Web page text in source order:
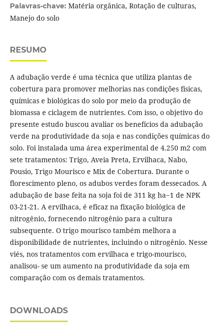
Palavras-chave: Matéria orgânica, Rotação de culturas,
Manejo do solo
RESUMO
A adubação verde é uma técnica que utiliza plantas de
cobertura para promover melhorias nas condições físicas,
químicas e biológicas do solo por meio da produção de
biomassa e ciclagem de nutrientes. Com isso, o objetivo do
presente estudo buscou avaliar os benefícios da adubação
verde na produtividade da soja e nas condições químicas do
solo. Foi instalada uma área experimental de 4.250 m2 com
sete tratamentos: Trigo, Aveia Preta, Ervilhaca, Nabo,
Pousio, Trigo Mourisco e Mix de Cobertura. Durante o
florescimento pleno, os adubos verdes foram dessecados. A
adubação de base feita na soja foi de 311 kg ha−1 de NPK
03-21-21. A ervilhaca, é eficaz na fixação biológica de
nitrogênio, fornecendo nitrogênio para a cultura
subsequente. O trigo mourisco também melhora a
disponibilidade de nutrientes, incluindo o nitrogênio. Nesse
viés, nos tratamentos com ervilhaca e trigo-mourisco,
analisou- se um aumento na produtividade da soja em
comparação com os demais tratamentos.
DOWNLOADS